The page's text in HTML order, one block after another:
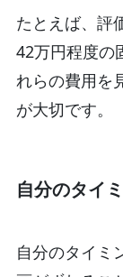
たとえば、評
42万円程度の
れらの費用を
が大切です。
自分のタイ
自分のタイミ